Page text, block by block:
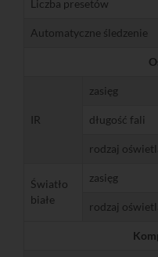
Liczba presetów
Automatyczne śledzenie
IR
zasięg
długość fali
rodzaj
Światło
białe
zasięg
rodzaj